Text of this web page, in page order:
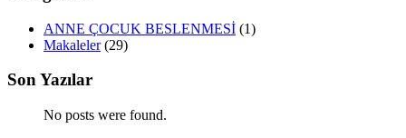
ANNE ÇOCUK BESLENMESİ (1)
Makaleler(29)
Son Yazılar
No posts were found.